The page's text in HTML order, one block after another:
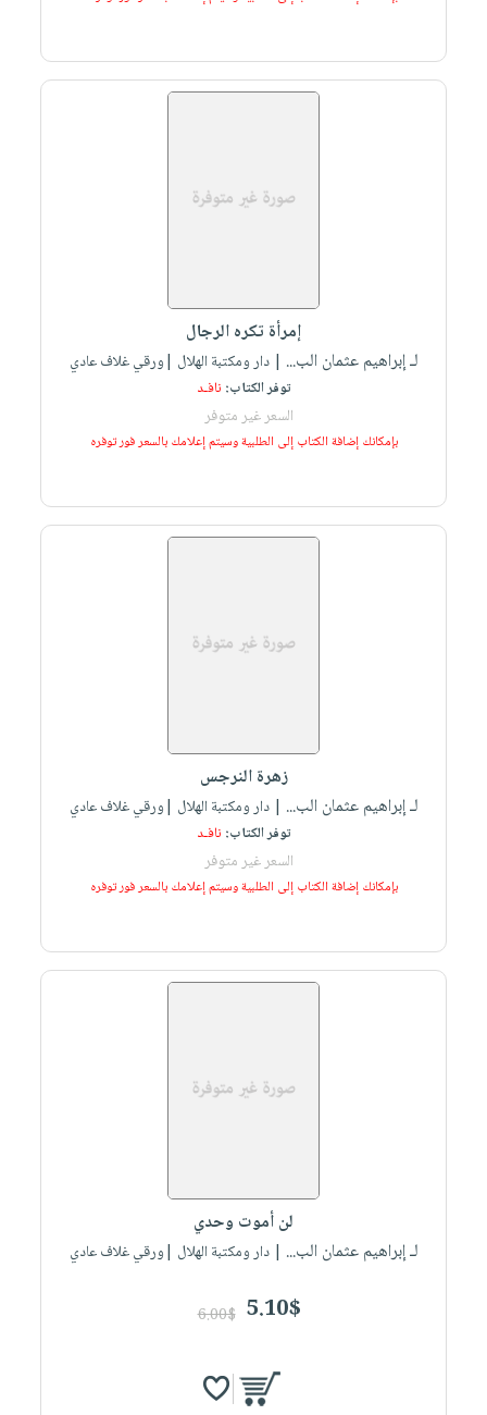
إمرأة تكره الرجال
لـ إبراهيم عثمان الب... | دار ومكتبة الهلال |ورقي غلاف عادي
توفر الكتاب: نافـد
السعر غير متوفر
بإمكانك إضافة الكتاب إلى الطلبية وسيتم إعلامك بالسعر فور توفره
زهرة النرجس
لـ إبراهيم عثمان الب... | دار ومكتبة الهلال |ورقي غلاف عادي
توفر الكتاب: نافـد
السعر غير متوفر
بإمكانك إضافة الكتاب إلى الطلبية وسيتم إعلامك بالسعر فور توفره
لن أموت وحدي
لـ إبراهيم عثمان الب... | دار ومكتبة الهلال |ورقي غلاف عادي
5.10$
6.00$